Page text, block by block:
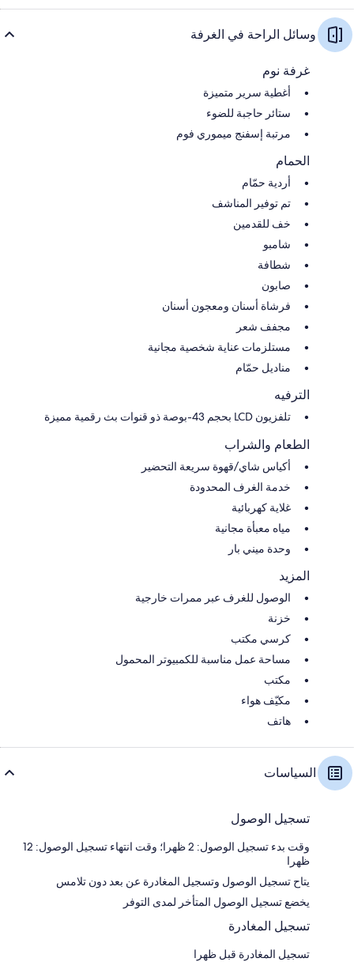
وسائل الراحة في الغرفة
غرفة نوم
أغطية سرير متميزة
ستائر حاجبة للضوء
مرتبة إسفنج ميموري فوم
الحمام
أردية حمّام
تم توفير المناشف
خف للقدمين
شامبو
شطافة
صابون
فرشاة أسنان ومعجون أسنان
مجفف شعر
مستلزمات عناية شخصية مجانية
مناديل حمّام
الترفيه
تلفزيون LCD بحجم 43-بوصة ذو قنوات بث رقمية مميزة
الطعام والشراب
أكياس شاي/قهوة سريعة التحضير
خدمة الغرف المحدودة
غلاية كهربائية
مياه معبأة مجانية
وحدة ميني بار
المزيد
الوصول للغرف عبر ممرات خارجية
خزنة
كرسي مكتب
مساحة عمل مناسبة للكمبيوتر المحمول
مكتب
مكيّف هواء
هاتف
السياسات
تسجيل الوصول
وقت بدء تسجيل الوصول: 2 ظهرا؛ وقت انتهاء تسجيل الوصول: 12
ظهرا
يتاح تسجيل الوصول وتسجيل المغادرة عن بعد دون تلامس
يخضع تسجيل الوصول المتأخر لمدى التوفر
تسجيل المغادرة
تسجيل المغادرة قبل ظهرا